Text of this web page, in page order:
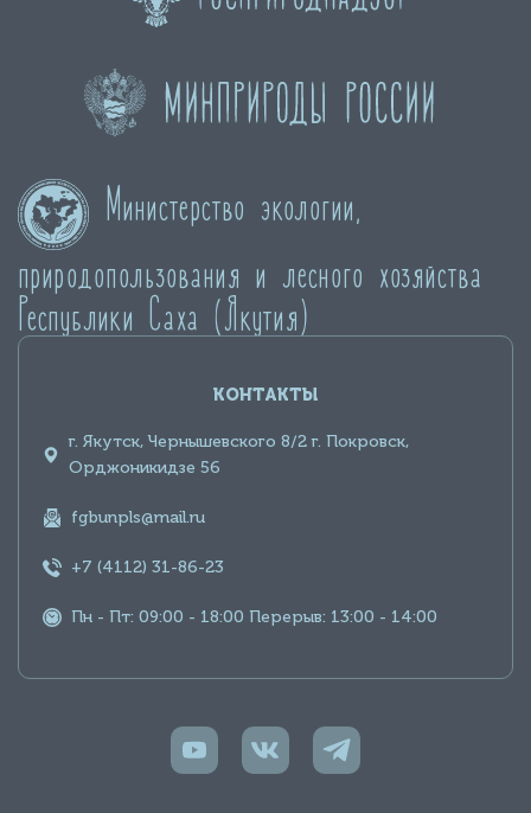
Министерство экологии,
природопользования и лесного хозяйства
Республики Саха (Якутия)
КОНТАКТЫ
г. Якутск, Чернышевского 8/2 г. Покровск,
Орджоникидзе 56
fgbunpls@mail.ru
+7 (4112) 31-86-23
Пн - Пт: 09:00 - 18:00 Перерыв: 13:00 - 14:00